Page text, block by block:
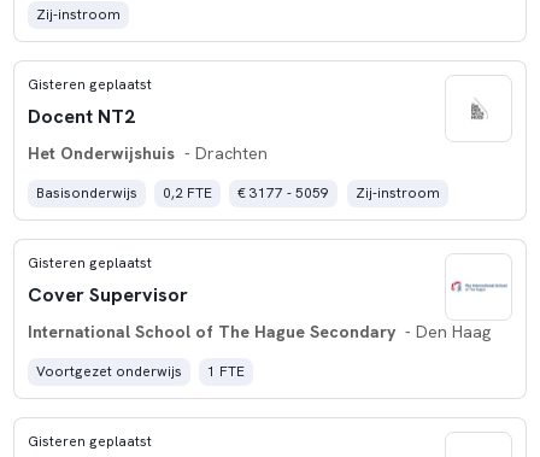
Zij-instroom
Gisteren geplaatst
Docent NT2
Het Onderwijshuis - Drachten
Basisonderwijs 0,2 FTE € 3177 - 5059 Zij-instroom
Gisteren geplaatst
Cover Supervisor
International School of The Hague Secondary - Den Haag
Voortgezet onderwijs 1 FTE
Gisteren geplaatst